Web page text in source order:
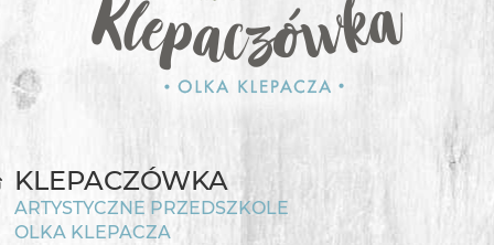
KLEPACZÓWKA
ARTYSTYCZNE PRZEDSZKOLE
OLKA KLEPACZA